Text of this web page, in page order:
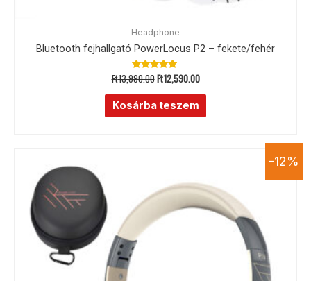
Headphone
Bluetooth fejhallgató PowerLocus P2 – fekete/fehér
Értékelés:
4.89
/ 5
Ft13,990.00Ft12,590.00
Kosárba teszem
-12%